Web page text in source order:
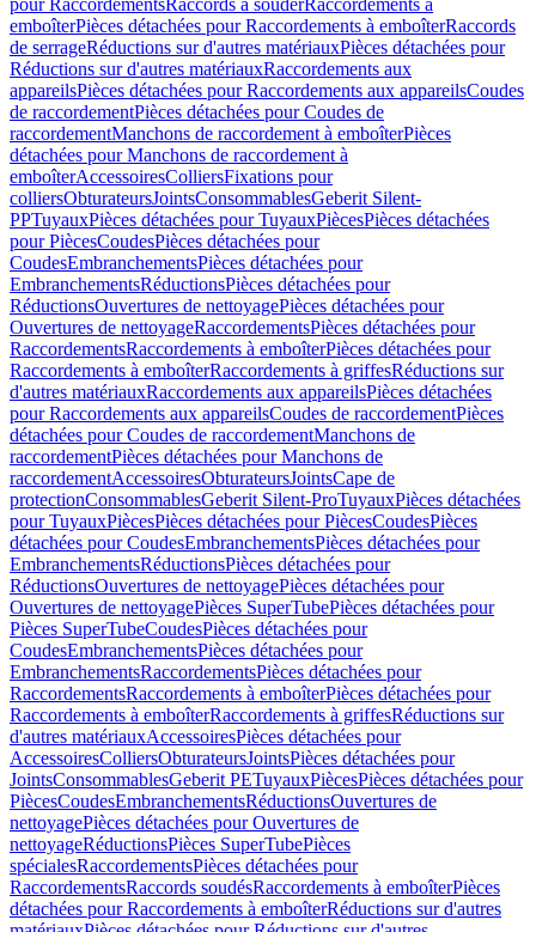
pour RaccordementsRaccords à souderRaccordements à
emboîterPièces détachées pour Raccordements à emboîterRaccords
de serrageRéductions sur d'autres matériauxPièces détachées pour
Réductions sur d'autres matériauxRaccordements aux
appareilsPièces détachées pour Raccordements aux appareilsCoudes
de raccordementPièces détachées pour Coudes de
raccordementManchons de raccordement à emboîterPièces
détachées pour Manchons de raccordement à
emboîterAccessoiresColliersFixations pour
colliersObturateursJointsConsommablesGeberit Silent-
PPTuyauxPièces détachées pour TuyauxPiècesPièces détachées
pour PiècesCoudesPièces détachées pour
CoudesEmbranchementsPièces détachées pour
EmbranchementsRéductionsPièces détachées pour
RéductionsOuvertures de nettoyagePièces détachées pour
Ouvertures de nettoyageRaccordementsPièces détachées pour
RaccordementsRaccordements à emboîterPièces détachées pour
Raccordements à emboîterRaccordements à griffesRéductions sur
d'autres matériauxRaccordements aux appareilsPièces détachées
pour Raccordements aux appareilsCoudes de raccordementPièces
détachées pour Coudes de raccordementManchons de
raccordementPièces détachées pour Manchons de
raccordementAccessoiresObturateursJointsCape de
protectionConsommablesGeberit Silent-ProTuyauxPièces détachées
pour TuyauxPiècesPièces détachées pour PiècesCoudesPièces
détachées pour CoudesEmbranchementsPièces détachées pour
EmbranchementsRéductionsPièces détachées pour
RéductionsOuvertures de nettoyagePièces détachées pour
Ouvertures de nettoyagePièces SuperTubePièces détachées pour
Pièces SuperTubeCoudesPièces détachées pour
CoudesEmbranchementsPièces détachées pour
EmbranchementsRaccordementsPièces détachées pour
RaccordementsRaccordements à emboîterPièces détachées pour
Raccordements à emboîterRaccordements à griffesRéductions sur
d'autres matériauxAccessoiresPièces détachées pour
AccessoiresColliersObturateursJointsPièces détachées pour
JointsConsommablesGeberit PETuyauxPiècesPièces détachées pour
PiècesCoudesEmbranchementsRéductionsOuvertures de
nettoyagePièces détachées pour Ouvertures de
nettoyageRéductionsPièces SuperTubePièces
spécialesRaccordementsPièces détachées pour
RaccordementsRaccords soudésRaccordements à emboîterPièces
détachées pour Raccordements à emboîterRéductions sur d'autres